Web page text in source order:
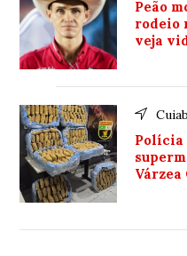
Peão
rodeio
veja
Polícia